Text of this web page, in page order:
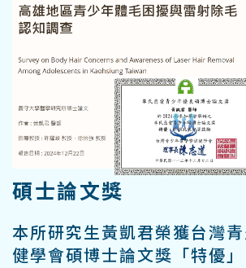
碩士論文獎
本所研究生黃凱君榮獲台灣
健學會碩博士論文獎「特優」